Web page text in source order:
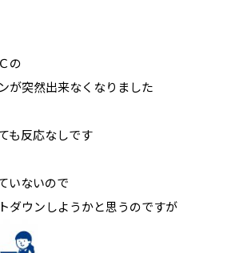
の
が突然出来なくなりました
も反応なしです
いないので
ダウンしようかと思うのですが